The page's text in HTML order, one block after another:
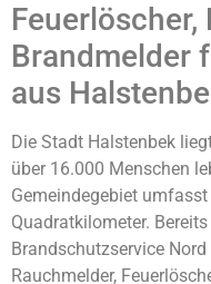
Feuerlöscher,
Brandmelder
aus
Die Stadt Halstenbek
über 16.000 Menschen
Gemeindegebiet
Quadratkilometer.
Brandschutzservice
Rauchmelder,